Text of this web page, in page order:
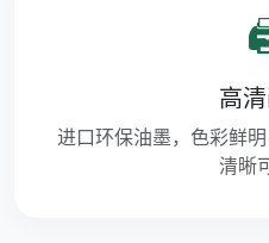
高
进口环保油墨，色彩鲜
清晰